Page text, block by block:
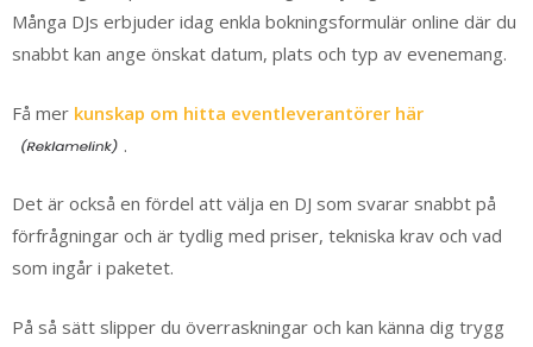
Många DJs erbjuder idag enkla bokningsformulär online där du
snabbt kan ange önskat datum, plats och typ av evenemang.
Få mer kunskap om hitta eventleverantörer här
.
Det är också en fördel att välja en DJ som svarar snabbt på
förfrågningar och är tydlig med priser, tekniska krav och vad
som ingår i paketet.
På så sätt slipper du överraskningar och kan känna dig trygg